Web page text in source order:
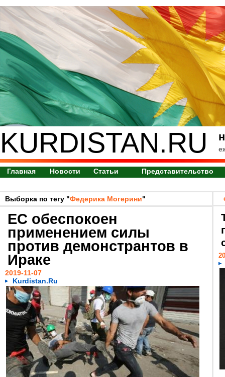
KURDISTAN.RU
Главная Новости Статьи Представительство
Выборка по тегу "Федерика Могерини"
ЕС обеспокоен
применением силы
против демонстрантов в
Ираке
2019-11-07
Kurdistan.Ru